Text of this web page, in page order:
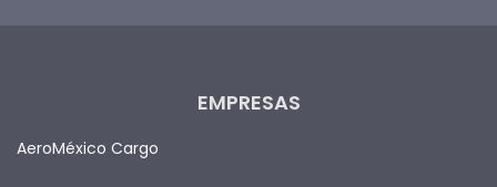
EMPRESAS
AeroMéxico Cargo